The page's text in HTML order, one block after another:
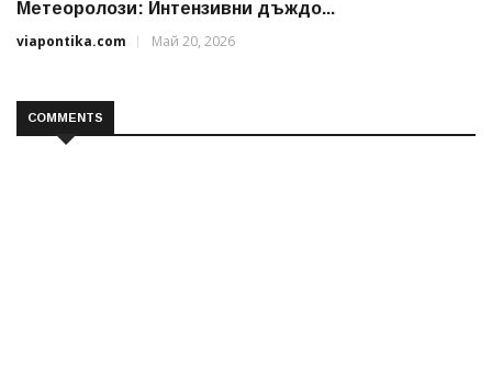
Метеоролози: Интензивни дъждо...
viapontika.com
Май 20, 2026
COMMENTS